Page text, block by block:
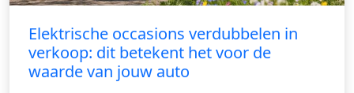
Elektrische occasions verdubbelen in
verkoop: dit betekent het voor de
waarde van jouw auto